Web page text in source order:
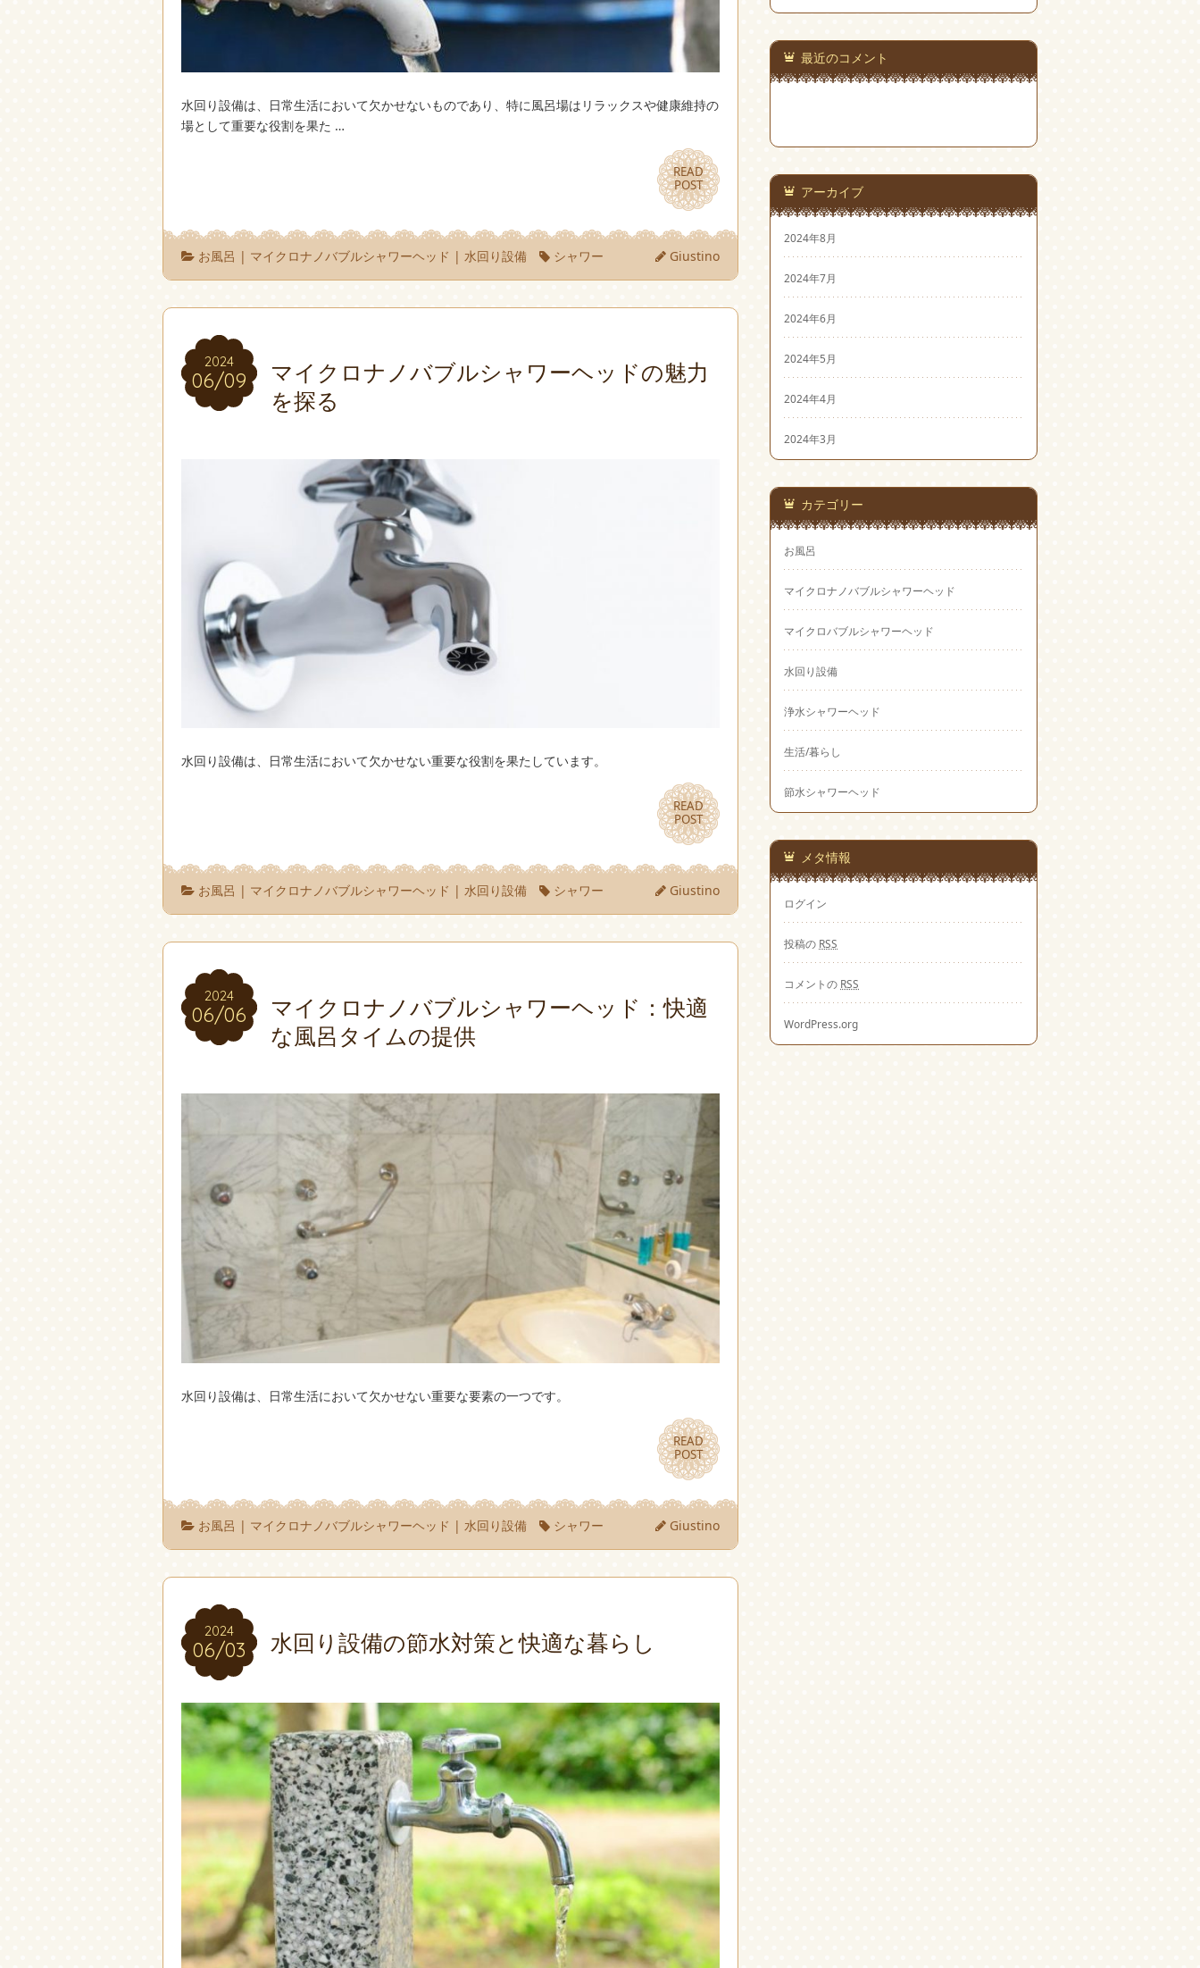
水回り設備は、日常生活において欠かせないものであり、特に風呂場はリラックスや健康維持の
場として重要な役割を果た …
READ
POST
READ
POST
お風呂 | マイクロナノバブルシャワーヘッド | 水回り設備 シャワー Giustino
2024
06/09
2024
06/09
マイクロナノバブルシャワーヘッドの魅力
を探る
水回り設備は、日常生活において欠かせない重要な役割を果たしています。
READ
POST
READ
POST
お風呂 | マイクロナノバブルシャワーヘッド |水回り設備 シャワー Giustino
2024
06/06
2024
06/06
マイクロナノバブルシャワーヘッド：快適
な風呂タイムの提供
水回り設備は、日常生活において欠かせない重要な要素の一つです。
READ
POST
READ
POST
お風呂 | マイクロナノバブルシャワーヘッド |水回り設備 シャワー Giustino
2024
06/03
2024
06/03 水回り設備の節水対策と快適な暮らし
最近のコメント
アーカイブ
2024年8月
2024年7月
2024年6月
2024年5月
2024年4月
2024年3月
カテゴリー
お風呂
マイクロナノバブルシャワーヘッド
マイクロバブルシャワーヘッド
水回り設備
浄水シャワーヘッド
生活/暮らし
節水シャワーヘッド
メタ情報
ログイン
投稿の RSS
コメントの RSS
WordPress.org